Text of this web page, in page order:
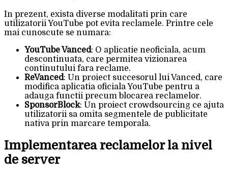
In prezent, exista diverse modalitati prin care
utilizatorii YouTube pot evita reclamele. Printre cele
mai cunoscute se numara:
YouTube Vanced: O aplicatie neoficiala, acum
descontinuata, care permitea vizionarea
continutului fara reclame.
ReVanced: Un proiect succesorul lui Vanced, care
modifica aplicatia oficiala YouTube pentru a
adauga functii precum blocarea reclamelor.
SponsorBlock: Un proiect crowdsourcing ce ajuta
utilizatorii sa omita segmentele de publicitate
nativa prin marcare temporala.
Implementarea reclamelor la nivel
de server